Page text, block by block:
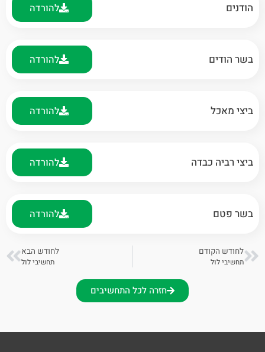
הודנים להורדה
בשר הודים להורדה
ביצי מאכל להורדה
ביצי רביה כבדה להורדה
בשר פטם להורדה
לחודש הקודם
תחשיבי לול
לחודש הבא
תחשיבי לול
חזרה לכל התחשיבים